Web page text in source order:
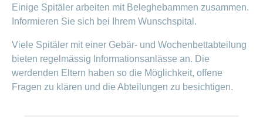
Einige Spitäler arbeiten mit Beleghebammen zusammen.
Informieren Sie sich bei Ihrem Wunschspital.
Viele Spitäler mit einer Gebär- und Wochenbettabteilung
bieten regelmässig Informationsanlässe an. Die
werdenden Eltern haben so die Möglichkeit, offene
Fragen zu klären und die Abteilungen zu besichtigen.